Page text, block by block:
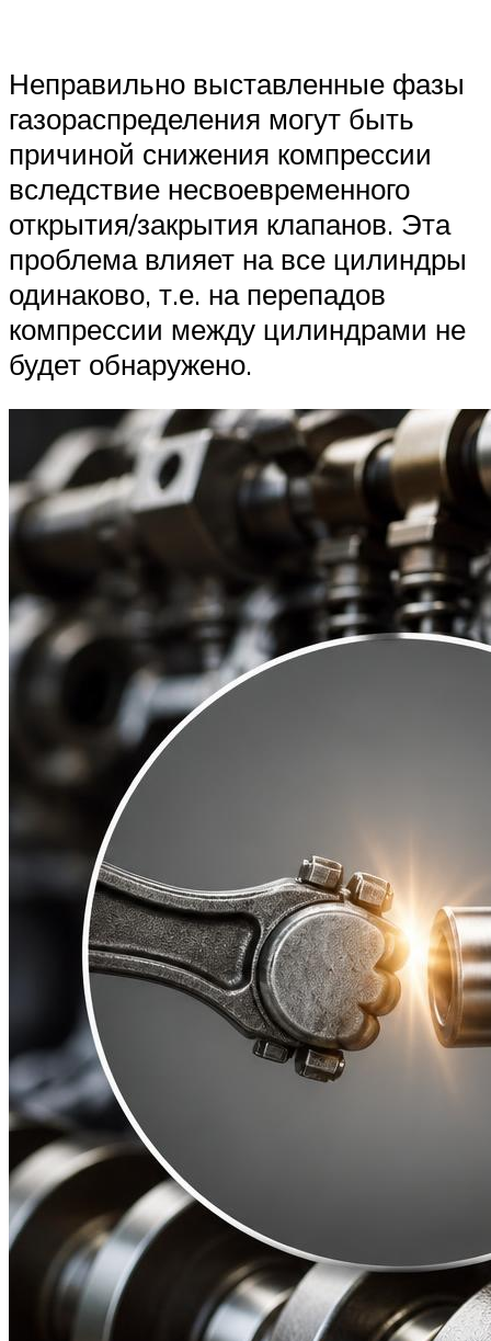
Неправильно выставленные фазы
газораспределения могут быть
причиной снижения компрессии
вследствие несвоевременного
открытия/закрытия клапанов. Эта
проблема влияет на все цилиндры
одинаково, т.е. на перепадов
компрессии между цилиндрами не
будет обнаружено.